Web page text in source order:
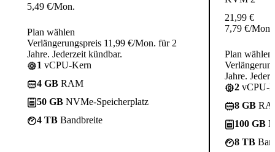
5,49 €/Mon.
Plan wählen
Verlängerungspreis 11,99 €/Mon. für 2
Jahre. Jederzeit kündbar.
1 vCPU-Kern
4 GB RAM
50 GB NVMe-Speicherplatz
4 TB Bandbreite
21,99 €
7,79 €/Mon.
Plan wählen
Jahre.
2 vCPU-
8 GB
100 GB
8 TB